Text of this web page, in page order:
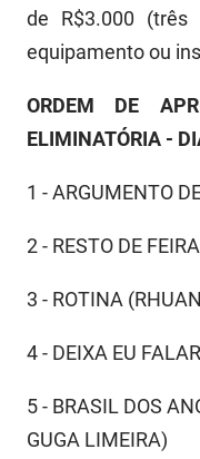
de R$3.000 (três
equipamento ou
ORDEM DE
ELIMINATÓRIA -
1 - ARGUMENTO
2 - RESTO DE
3 - ROTINA
4 - DEIXA EU
5 - BRASIL DOS
GUGA LIMEIRA)